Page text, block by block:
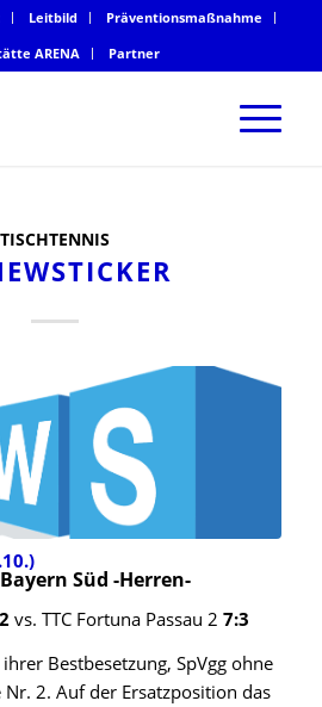
Leitbild
Präventionsmaßnahme
ARENA
Partner
TISCHTENNIS
Süd -Herren-
vs. TTC Fortuna Passau 2 7:3
Bestbesetzung, SpVgg ohne
2. Auf der Ersatzposition das